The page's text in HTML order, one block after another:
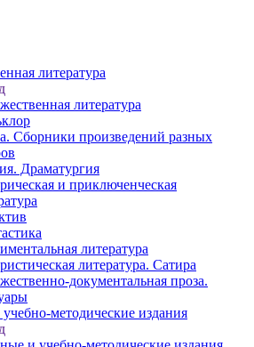
литература
литература
Сборники произведений разных
Драматургия
и приключенческая
литература
литература. Сатира
документальная проза.
методические издания